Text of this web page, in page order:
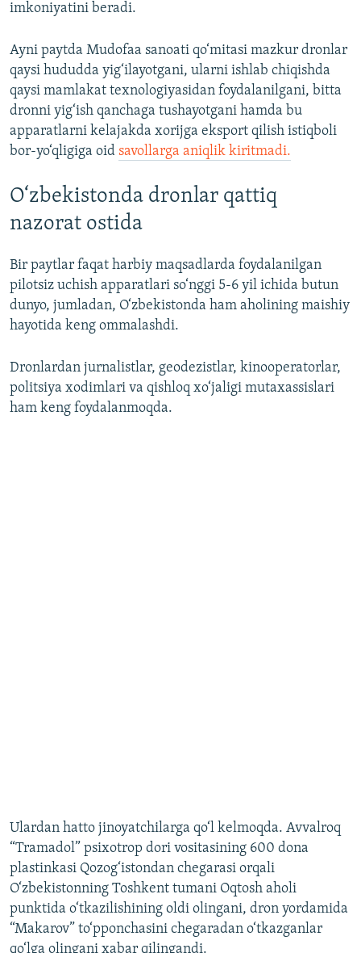
imkoniyatini beradi.
Ayni paytda Mudofaa sanoati qo‘mitasi mazkur dronlar
qaysi hududda yig‘ilayotgani, ularni ishlab chiqishda
qaysi mamlakat texnologiyasidan foydalanilgani, bitta
dronni yig‘ish qanchaga tushayotgani hamda bu
apparatlarni kelajakda xorijga eksport qilish istiqboli
bor-yo‘qligiga oid savollarga aniqlik kiritmadi.
O‘zbekistonda dronlar qattiq
nazorat ostida
Bir paytlar faqat harbiy maqsadlarda foydalanilgan
pilotsiz uchish apparatlari so‘nggi 5-6 yil ichida butun
dunyo, jumladan, O‘zbekistonda ham aholining maishiy
hayotida keng ommalashdi.
Dronlardan jurnalistlar, geodezistlar, kinooperatorlar,
politsiya xodimlari va qishloq xo‘jaligi mutaxassislari
ham keng foydalanmoqda.
Ulardan hatto jinoyatchilarga qo‘l kelmoqda. Avvalroq
“Tramadol” psixotrop dori vositasining 600 dona
plastinkasi Qozog‘istondan chegarasi orqali
O‘zbekistonning Toshkent tumani Oqtosh aholi
punktida o‘tkazilishining oldi olingani, dron yordamida
“Makarov” to‘pponchasini chegaradan o‘tkazganlar
qo‘lga olingani xabar qilingandi.